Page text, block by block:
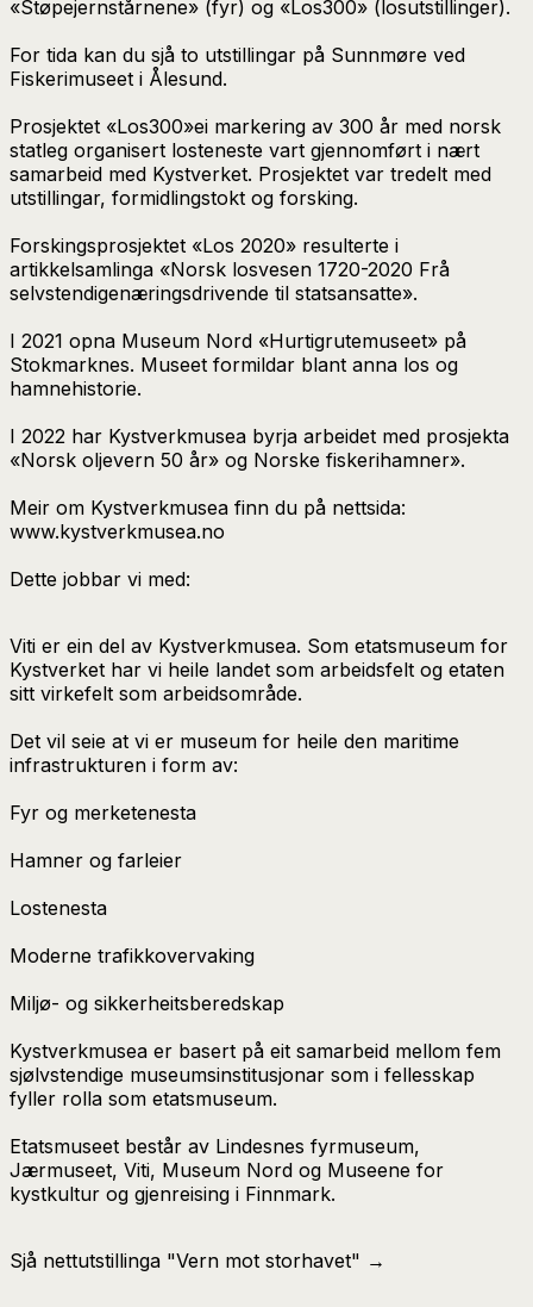
«Støpejernstårnene» (fyr) og «Los300» (losutstillinger).
For tida kan du sjå to utstillingar på Sunnmøre ved
Fiskerimuseet i Ålesund.
Prosjektet «Los300»ei markering av 300 år med norsk
statleg organisert losteneste vart gjennomført i nært
samarbeid med Kystverket. Prosjektet var tredelt med
utstillingar, formidlingstokt og forsking.
Forskingsprosjektet «Los 2020» resulterte i
artikkelsamlinga «Norsk losvesen 1720-2020 Frå
selvstendigenæringsdrivende til statsansatte».
I 2021 opna Museum Nord «Hurtigrutemuseet» på
Stokmarknes. Museet formildar blant anna los og
hamnehistorie.
I 2022 har Kystverkmusea byrja arbeidet med prosjekta
«Norsk oljevern 50 år» og Norske fiskerihamner».
Meir om Kystverkmusea finn du på nettsida:
www.kystverkmusea.no
Dette jobbar vi med:
Viti er ein del av Kystverkmusea. Som etatsmuseum for
Kystverket har vi heile landet som arbeidsfelt og etaten
sitt virkefelt som arbeidsområde.
Det vil seie at vi er museum for heile den maritime
infrastrukturen i form av:
Fyr og merketenesta
Hamner og farleier
Lostenesta
Moderne trafikkovervaking
Miljø- og sikkerheitsberedskap
Kystverkmusea er basert på eit samarbeid mellom fem
sjølvstendige museumsinstitusjonar som i fellesskap
fyller rolla som etatsmuseum.
Etatsmuseet består av Lindesnes fyrmuseum,
Jærmuseet, Viti, Museum Nord og Museene for
kystkultur og gjenreising i Finnmark.
Sjå nettutstillinga "Vern mot storhavet" →